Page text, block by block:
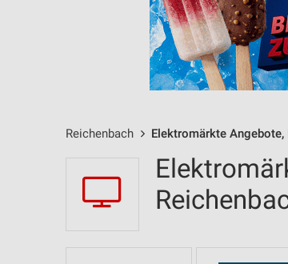
Reichenbach Elektromärkte